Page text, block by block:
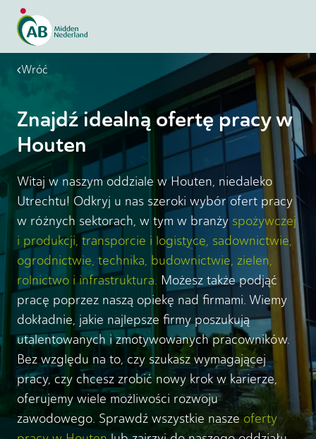
Wróć
Znajdź idealną ofertę pracy w
Houten
Witaj w naszym oddziale w Houten, niedaleko
Utrechtu! Odkryj u nas szeroki wybór ofert pracy
w różnych sektorach, w tym w branży spożywczej
i produkcji, transporcie i logistyce, sadownictwie,
ogrodnictwie, technika, budownictwie, zielen,
rolnictwo iinfrastruktura. Możesz także podjąć
pracę poprzez naszą opiekę nad firmami. Wiemy
dokładnie, jakie najlepsze firmy poszukują
utalentowanych i zmotywowanych pracowników.
Bez względu na to, czy szukasz wymagającej
pracy, czy chcesz zrobić nowy krok w karierze,
oferujemy wiele możliwości rozwoju
zawodowego. Sprawdź wszystkie nasze oferty